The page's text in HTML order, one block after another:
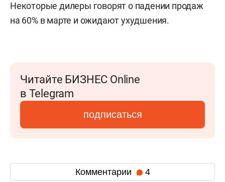
Некоторые дилеры говорят о падении продаж
на 60% в марте и ожидают ухудшения.
Читайте БИЗНЕС Online
в Telegram
подписаться
Комментарии 4